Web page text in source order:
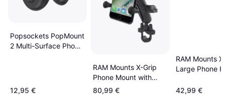
Popsockets PopMount
2 Multi-Surface Phone
12,95 €
RAM Mounts X-Grip
Phone Mount with
Handlebar U-Bolt
Base Medium
80,99 €
RAM Mounts
Large Phone
42,99 €